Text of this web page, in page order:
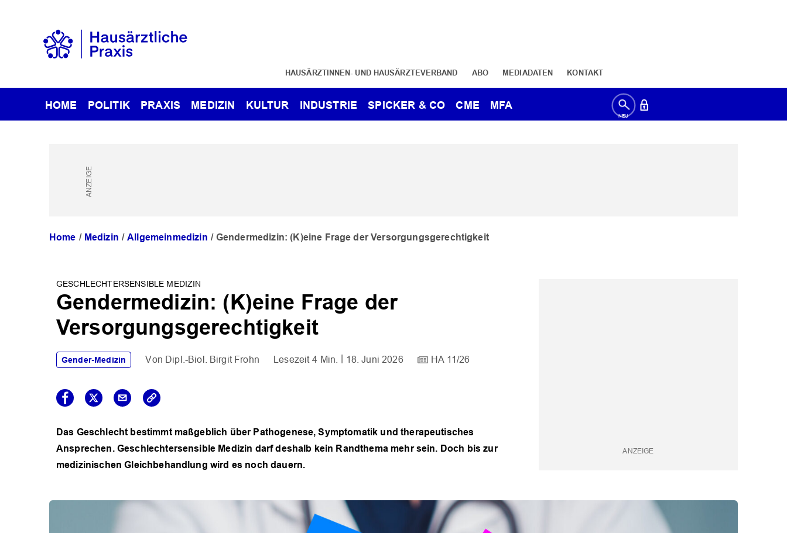
HAUSÄRZTINNEN- UND HAUSÄRZTEVERBAND ABO MEDIADATEN KONTAKT
HOME POLITIK PRAXIS MEDIZIN KULTUR INDUSTRIE SPICKER & CO CME MFA
Home Medizin Allgemeinmedizin Gendermedizin: (K)eine Frage der Versorgungsgerechtigkeit
GESCHLECHTERSENSIBLE MEDIZIN
Gendermedizin: (K)eine Frage der
Versorgungsgerechtigkeit
Gender-Medizin Dipl.-Biol. Birgit Frohn 4 Min. 18. Juni 2026 HA 11/26
Das Geschlecht bestimmt maßgeblich über Pathogenese, Symptomatik und therapeutisches
Ansprechen. Geschlechtersensible Medizin darf deshalb kein Randthema mehr sein. Doch bis zur
medizinischen Gleichbehandlung wird es noch dauern.